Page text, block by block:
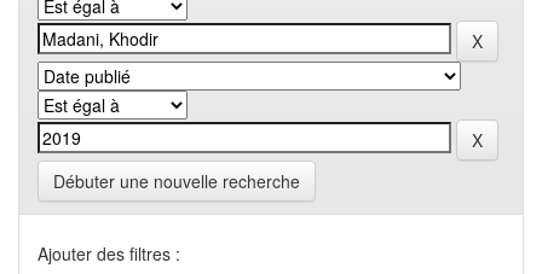
Débuter une nouvelle recherche
Ajouter des filtres :